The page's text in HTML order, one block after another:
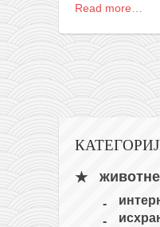
карате
кихон
наиханчи
пасаи
темашивари
кобудо
Read more…